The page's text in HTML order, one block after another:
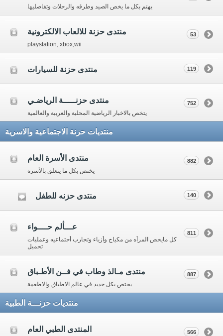
يهتم بكل ما يخص الصيد وطرقه والرحلات وتفاصليها
منتدى حزنة للالعاب الالكترونية
playstation, xbox,wii
53
منتدى حزنة للسيارات 119
منتدى حزنـــــة الرياضـي
يتخص بالاخبار الرياضية المحلية والعربية والعالمية
752
منتديات حزنة الاجتماعية والاسرية
منتدى الأسرة العام
يختص بكل ما يتعلق بالأسرة
882
منتدى حزنه للطفل 140
عـــألم حــــواء
كل مايخص المرأه من مكياج وأزياء وتجارب أجتماعيه وعمليات
تجميل
811
منتدى مـالذ وطاب في فــن الأطـباق
يختص بكل جديد في عالم الاطباق والاطعمة
887
منتديات حزنـــة الطبية
المنتدى الطبي العام 566